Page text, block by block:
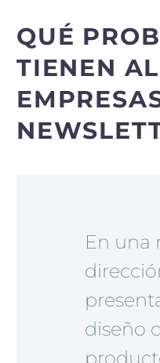
QUÉ
TIENEN
En una
diseño